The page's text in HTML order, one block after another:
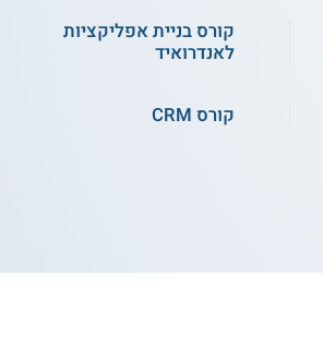
קורס בניית אפליקציות
לאנדרואיד
קורס CRM